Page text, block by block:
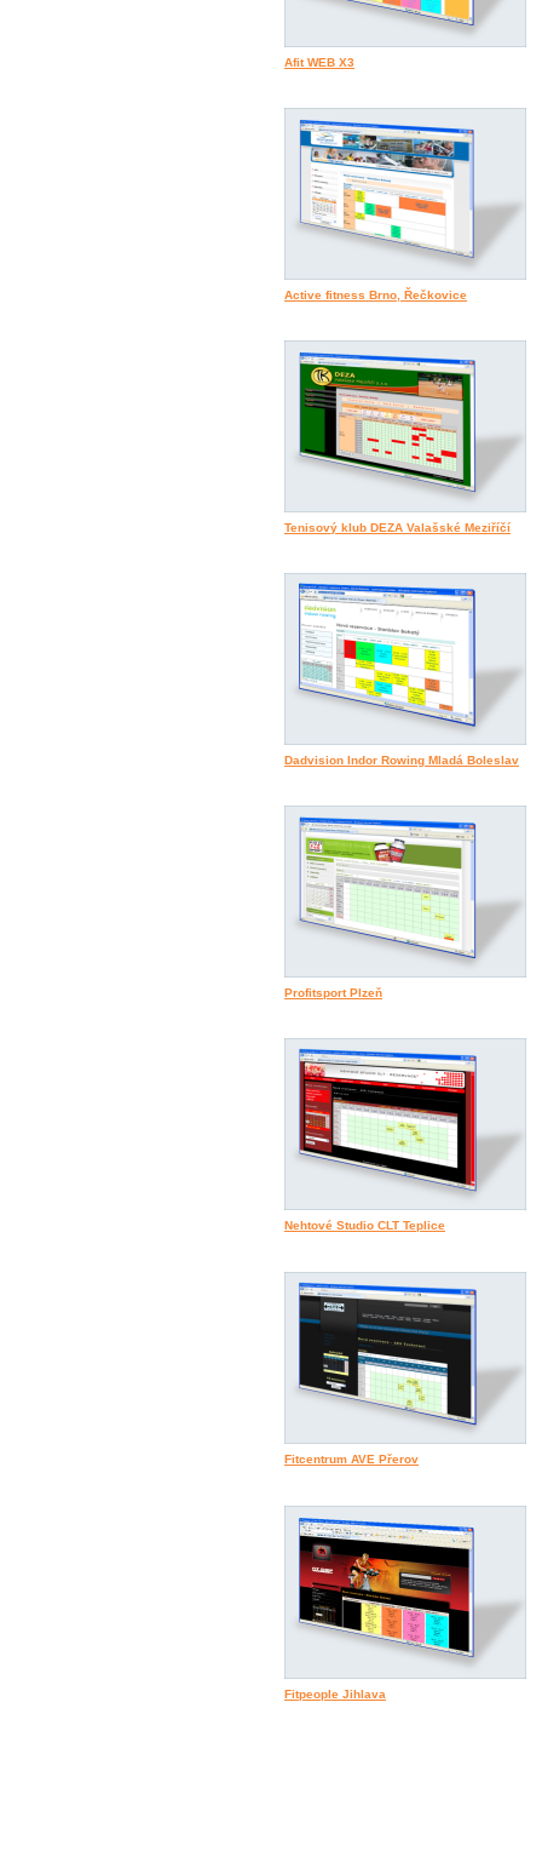
Afit WEB X3
Active fitness Brno, Řečkovice
Tenisový klub DEZA Valašské Meziříčí
Dadvision Indor Rowing Mladá Boleslav
Profitsport Plzeň
Nehtové Studio CLT Teplice
Fitcentrum AVE Přerov
Fitpeople Jihlava